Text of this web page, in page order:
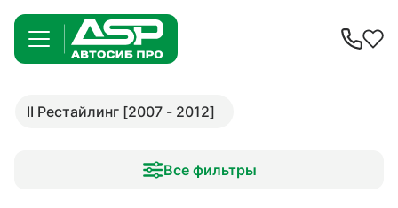
II Рестайлинг [2007 - 2012]
Все фильтры